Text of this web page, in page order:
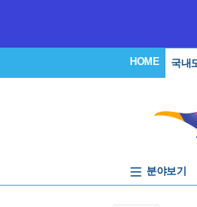
HOME 국내
분야보기